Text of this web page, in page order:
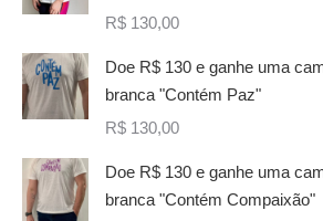
R$ 130,00
Doe R$ 130 e ganhe uma
branca "Contém Paz"
R$ 130,00
Doe R$ 130 e ganhe uma
branca "Contém Compaixão"